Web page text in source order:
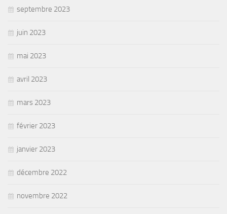
septembre 2023
juin 2023
mai 2023
avril 2023
mars 2023
février 2023
janvier 2023
décembre 2022
novembre 2022